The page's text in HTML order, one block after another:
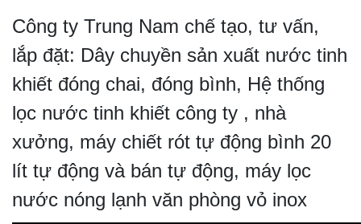
Công ty Trung Nam chế tạo, tư vấn,
lắp đặt: Dây chuyền sản xuất nước tinh
khiết đóng chai, đóng bình, Hệ thống
lọc nước tinh khiết công ty , nhà
xưởng, máy chiết rót tự động bình 20
lít tự động và bán tự động, máy lọc
nước nóng lạnh văn phòng vỏ inox